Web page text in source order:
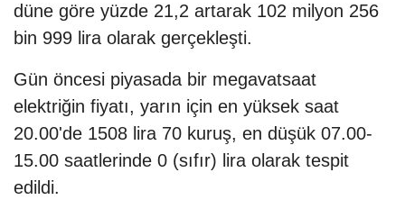
düne göre yüzde 21,2 artarak 102 milyon 256
bin 999 lira olarak gerçekleşti.
Gün öncesi piyasada bir megavatsaat
elektriğin fiyatı, yarın için en yüksek saat
20.00'de 1508 lira 70 kuruş, en düşük 07.00-
15.00 saatlerinde 0 (sıfır) lira olarak tespit
edildi.